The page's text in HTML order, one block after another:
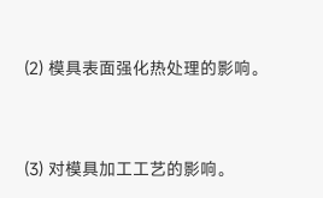
(2) 模具表面强化热处理的影响。
(3) 对模具加工工艺的影响。